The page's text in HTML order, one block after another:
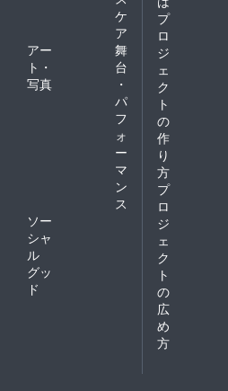
ケ
ア
アー
ト・
写真
舞
台
・
パ
フ
ォ
ー
マ
ン
ス
ソー
シャ
ル
グッ
ド
プ
ロ
ジ
ェ
ク
ト
の
作
り
方
プ
ロ
ジ
ェ
ク
ト
の
広
め
方